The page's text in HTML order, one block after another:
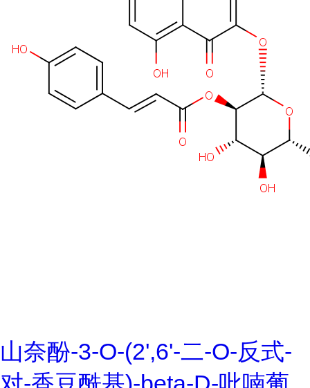
山奈酚-3-O-(2',6'-二-O-反式-